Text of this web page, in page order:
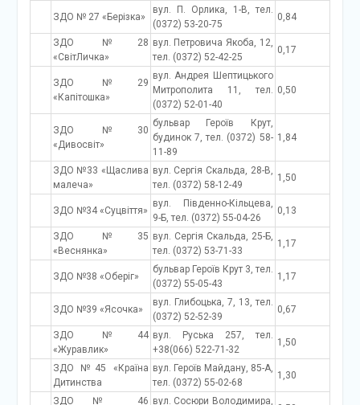
ЗДО № 27 «Берізка»
вул. П. Орлика, 1-В, тел.
(0372) 53-20-75
0,84
ЗДО №28
«СвітЛичка»
вул. Петровича Якоба, 12,
тел. (0372) 52-42-25
0,17
ЗДО №29
«Капітошка»
вул. Андрея Шептицького
Митрополита 11, тел.
(0372) 52-01-40
0,50
ЗДО №30
«Дивосвіт»
бульвар Героїв Крут,
будинок 7, тел. (0372) 58-
11-89
1,84
ЗДО №33 «Щаслива
малеча»
вул. Сергія Скальда, 28-В,
тел. (0372) 58-12-49
1,50
ЗДО №34 «Суцвіття»
вул. Південно-Кільцева,
9-Б, тел. (0372) 55-04-26
0,13
ЗДО №35
«Веснянка»
вул. Сергія Скальда, 25-Б,
тел. (0372) 53-71-33
1,17
ЗДО №38 «Оберіг»
бульвар Героїв Крут 3, тел.
(0372) 55-05-43
1,17
ЗДО №39 «Ясочка»
вул. Глибоцька, 7, 13, тел.
(0372) 52-52-39
0,67
ЗДО №44
«Журавлик»
вул. Руська 257, тел.
+38(066) 522-71-32
1,50
ЗДО №45 «Країна
Дитинства
вул. Героїв Майдану, 85-А,
тел. (0372) 55-02-68
1,30
ЗДО № 46 вул. Сосюри Володимира,